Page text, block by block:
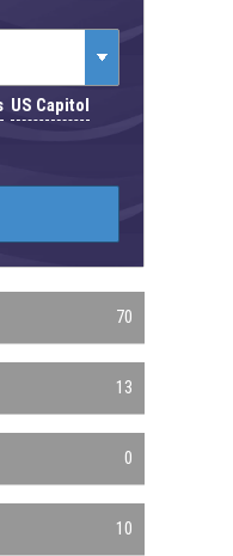
US Capitol
70
13
0
10